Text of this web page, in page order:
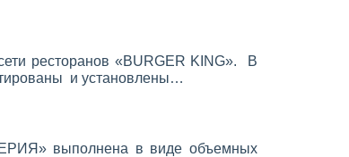
ресторанов «BURGER KING». В
и установлены…
выполнена в виде объемных